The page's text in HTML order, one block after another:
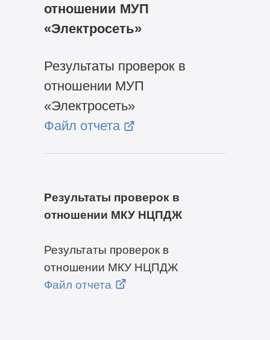
отношении МУП
«Электросеть»
Результаты проверок в
отношении МУП
«Электросеть»
Файл отчета
Результаты проверок в
отношении МКУ НЦПДЖ
Результаты проверок в
отношении МКУ НЦПДЖ
Файл отчета